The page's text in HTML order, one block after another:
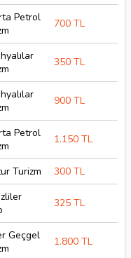
Petrol
700 TL
350 TL
900 TL
Petrol
1.150 TL
Turizm 300 TL
325 TL
Geçgel
1.800 TL